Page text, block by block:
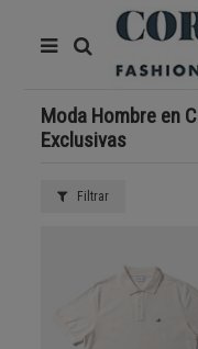
Moda Hombre en
Exclusivas
Filtrar